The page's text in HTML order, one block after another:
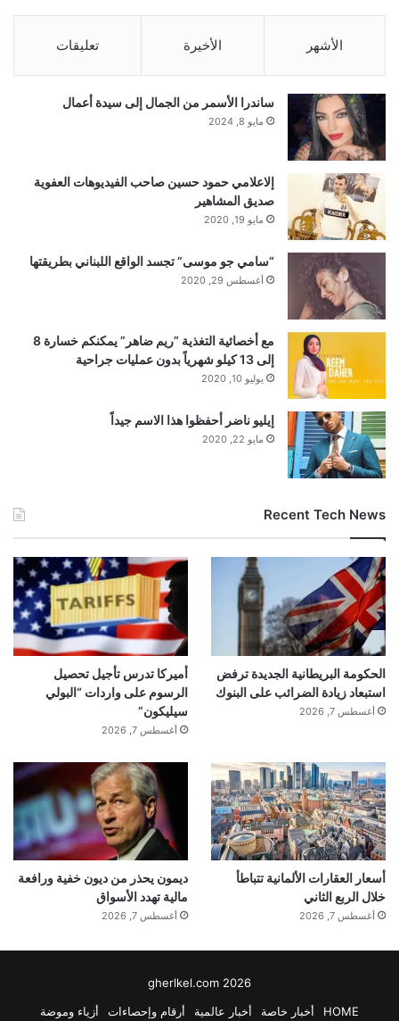
الأشهر الأخيرة تعليقات
ساندرا الأسمر من الجمال إلى سيدة أعمال
مايو 8, 2024
إلاعلامي حمود حسين صاحب الفيديوهات العفوية
صديق المشاهير
مايو 19, 2020
“سامي جو موسى” تجسد الواقع اللبناني بطريقتها
أغسطس 29, 2020
مع أخصائية التغذية “ريم ضاهر” يمكنكم خسارة 8
إلى 13 كيلو شهرياً بدون عمليات جراحية
يوليو 10, 2020
إيليو ناضر أحفظوا هذا الاسم جيداً
مايو 22, 2020
Recent Tech News
الحكومة البريطانية الجديدة ترفض
استبعاد زيادة الضرائب على البنوك
أغسطس 7, 2026
أميركا تدرس تأجيل تحصيل
الرسوم على واردات “البولي
سيليكون”
أغسطس 7, 2026
أسعار العقارات الألمانية تتباطأ
خلال الربع الثاني
أغسطس 7, 2026
ديمون يحذر من ديون خفية ورافعة
مالية تهدد الأسواق
أغسطس 7, 2026
gherlkel.com 2026
HOME
أخبار خاصة أخبار عالمية أرقام وإحصاءات أزياء وموضة